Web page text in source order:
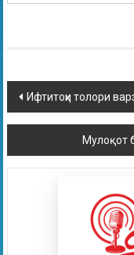
Ифтитоҳи толори
Мулоқот